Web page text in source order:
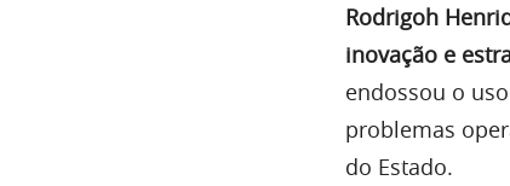
Rodrigoh
inovação e
endossou o
problemas
do Estado.